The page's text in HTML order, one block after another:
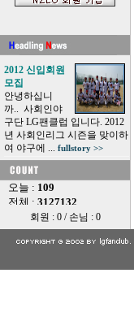
2012 신입회원
모집
안녕하십니
까.. 사회인야
구단 LG팬클럽 입니다. 2012
년 사회인리그 시즌을 맞이하
여 야구에 ... fullstory >>
회원 : 0 / 손님 : 0